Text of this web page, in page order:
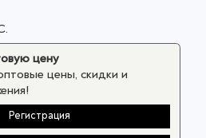
цену
цены, скидки и
Регистрация